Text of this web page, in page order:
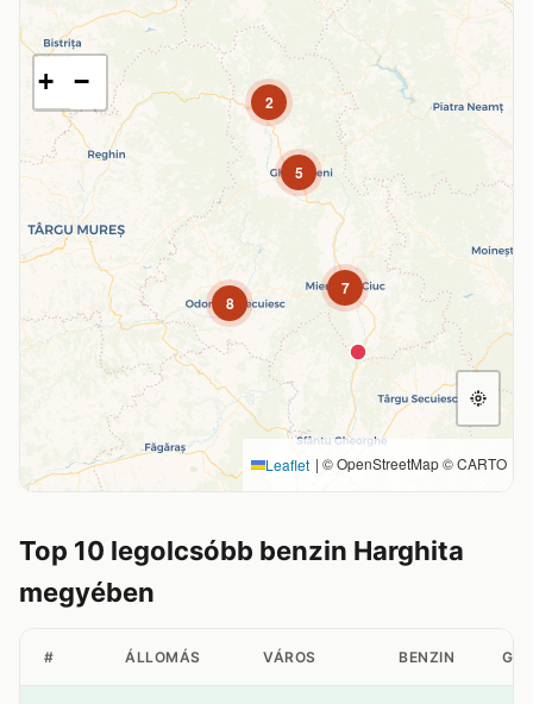
5
8
7
2
+ −
Leaflet | © OpenStreetMap © CARTO
Top 10 legolcsóbb benzin Harghita
megyében
# ÁLLOMÁS VÁROS BENZIN